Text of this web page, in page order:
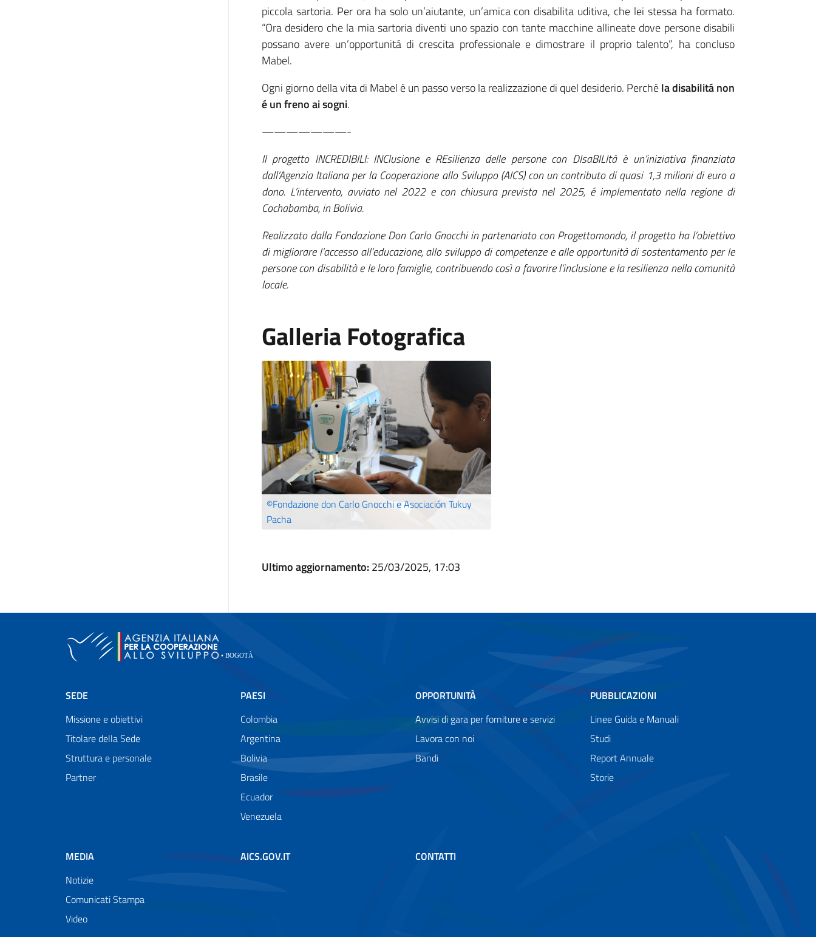
piccola sartoria. Per ora ha solo un’aiutante, un’amica con disabilita uditiva, che lei stessa ha formato.
“Ora desidero che la mia sartoria diventi uno spazio con tante macchine allineate dove persone disabili
possano avere un’opportunitá di crescita professionale e dimostrare il proprio talento”, ha concluso
Mabel.
Ogni giorno della vita di Mabel é un passo verso la realizzazione di quel desiderio. Perchéla disabilitá non
é un freno ai sogni.
———————-
Il progetto INCREDIBILI: INClusione e REsilienza delle persone con DIsaBILItà è un’iniziativa finanziata
dall’Agenzia Italiana per la Cooperazione allo Sviluppo (AICS) con un contributo di quasi 1,3 milioni di euro a
dono. L’intervento, avviato nel 2022 e con chiusura prevista nel 2025, é implementato nella regione di
Cochabamba, in Bolivia.
Realizzato dalla Fondazione Don Carlo Gnocchi in partenariato con Progettomondo, il progetto ha l’obiettivo
di migliorare l’accesso all’educazione, allo sviluppo di competenze e alle opportunità di sostentamento per le
persone con disabilità e le loro famiglie, contribuendo così a favorire l’inclusione e la resilienza nella comunità
locale.
Galleria Fotografica
©Fondazione don Carlo Gnocchi e Asociación Tukuy
Pacha
Ultimo aggiornamento:25/03/2025, 17:03
SEDE
Missione e obiettivi
Titolare della Sede
Struttura e personale
Partner
PAESI
Colombia
Argentina
Bolivia
Brasile
Ecuador
Venezuela
OPPORTUNITÀ
Avvisi di gara per forniture e servizi
Lavora con noi
Bandi
PUBBLICAZIONI
Linee Guida e Manuali
Studi
Report Annuale
Storie
MEDIA
Notizie
Comunicati Stampa
Video
AICS.GOV.IT CONTATTI